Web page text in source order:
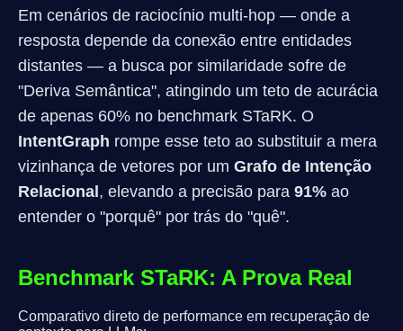
Em cenários de raciocínio multi-hop — onde a
resposta depende da conexão entre entidades
distantes — a busca por similaridade sofre de
"Deriva Semântica", atingindo um teto de acurácia
de apenas 60% no benchmark STaRK. O
IntentGraph rompe esse teto ao substituir a mera
vizinhança de vetores por um Grafo de Intenção
Relacional , elevando a precisão para 91% ao
entender o "porquê" por trás do "quê".
Benchmark STaRK: A Prova Real
Comparativo direto de performance em recuperação de